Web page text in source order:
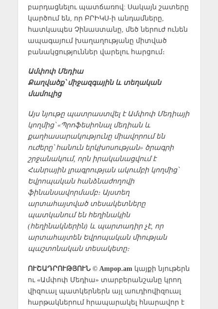
բարդացնելու պատճառով: Սակայն շատերը
կարծում են, որ ԲՐԻԿՍ-ի անդամները,
հատկապես Չինաստանը, մեծ ներուժ ունեն
ապագայում խաղաղությանը միտված
բանակցություններ վարելու հարցում։
Ամփոփ Մեդիա
Քաղվածք՝ միջազգային և տեղական
մամուլից
Այս նյութը պատրաստվել է Ամփոփ Մեդիայի
կողմից՝ «Պրոֆեսիոնալ մեդիան և
քաղհասարակությունը միավորում են
ուժերը՝ հանուն երկխոսության» ծրագրի
շրջանակում, որն իրականացվում է
Հանրային լրագրության ակումբի կողմից՝
Եվրոպական հանձնաժողովի
ֆինանսավորմամբ։ Այստեղ
արտահայտված տեսակետները
պատկանում են հեղինակին
(հեղինակներին) և պարտադիր չէ, որ
արտահայտեն Եվրոպական միության
պաշտոնական տեսակետը։
ՈՒՇԱԴՐՈՒԹՅՈՒՆ © Ampop.amկայքի նյութերն
ու «Ամփոփ Մեդիա» տարբերանշանը կրող
վիզուալ պատկերներն այլ աուդիովիզուալ
հարթակներում հրապարակել հնարավոր է